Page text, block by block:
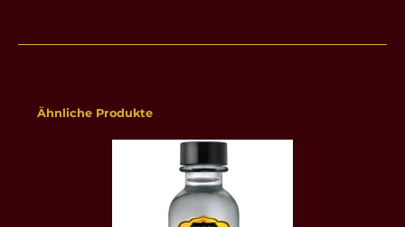
Produktgalerie überspringen
Ähnliche Produkte